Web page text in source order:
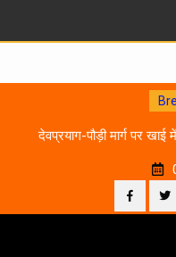
देवप्रयाग-पौड़ी मार्ग पर